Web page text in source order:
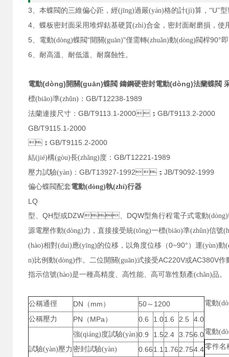
3、本蝶閥的三維偏心距，經(jīng)過嚴(yán)格的計(jì)算，“U"型
4、蝶板密封面采用堆焊鈷基硬質(zhì)合金，密封面耐磨損
5、電動(dòng)蝶閥“ 開關(guān)"僅需轉(zhuǎn)動(dòng)閥桿90°即
6、耐高溫、耐低溫、耐腐蝕性。
電動(dòng)開關(guān)蝶閥 鑄鋼硬密封電動(dòng)法蘭蝶閥
標(biāo)準(zhǔn)： GB/T12238-1989
法蘭連接尺寸： GB/T9113.1-2000； GB/T9113.2-2000
GB/T9115.1-2000
； GB/T9115.2-2000
結(jié)構(gòu)長(zhǎng)度： GB/T12221-1989
壓力試驗(yàn)： GB/T13927-1992； JB/T9092-1999
偏心蝶閥配套電動(dòng)執(zhí)行器
LQ
型、 QH型或DZW、 DQW型角行程電子式電動(dòng)
源電壓作動(dòng)力，直接接受統(tǒng)一標(biāo)準(zhǔn)信號
(hào)相對(duì)應(yīng)的位移，以角度位移（0~90° ）運(yùn)動
n)比例動(dòng)作。二位開關(guān)式接受AC220V或AC380V作
指示信號(hào)是一種高精度、高性能、高可靠性類產(chǎn)品。
電動
公稱通徑 DN （ mm ） 50 ～ 1200
公稱壓力 PN （ MPa ） 0.6 1.01.6 2.5 4.0
試驗(yàn)壓力
強(qiáng)度試驗(yàn)0.9 1.52.4 3.756.0
密封試驗(yàn) 0.661.1 1.762.754.4
電動
零件名